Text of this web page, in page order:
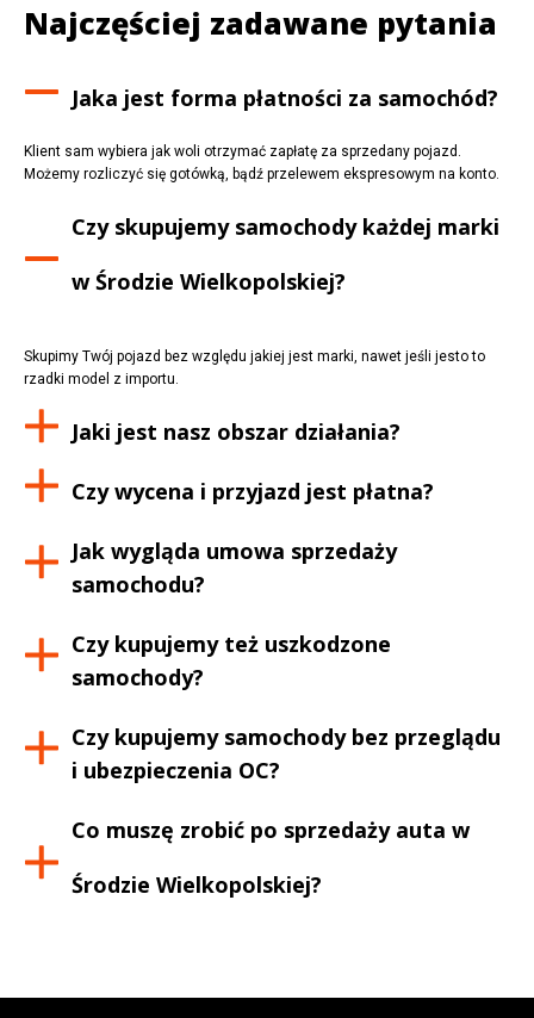
Najczęściej zadawane pytania
Jaka jest forma płatności za samochód?
Klient sam wybiera jak woli otrzymać zapłatę za sprzedany pojazd.
Możemy rozliczyć się gotówką, bądź przelewem ekspresowym na konto.
Czy skupujemy samochody każdej marki
wŚrodzie Wielkopolskiej?
Skupimy Twój pojazd bez względu jakiej jest marki, nawet jeśli jesto to
rzadki model z importu.
Jaki jest nasz obszar działania?
Czy wycena i przyjazd jest płatna?
Jak wygląda umowa sprzedaży
samochodu?
Czy kupujemy też uszkodzone
samochody?
Czy kupujemy samochody bez przeglądu
i ubezpieczenia OC?
Co muszę zrobić po sprzedaży auta w
Środzie Wielkopolskiej?